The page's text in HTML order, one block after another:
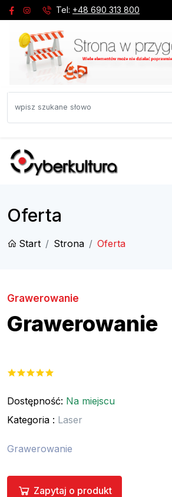
Tel: +48 690 313 800
Oferta
Start Strona Oferta
Grawerowanie
Grawerowanie
Dostępność: Na miejscu
Kategoria : Laser
Grawerowanie
Zapytaj o produkt